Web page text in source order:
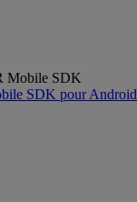
Mobile SDK
SDK pour Android